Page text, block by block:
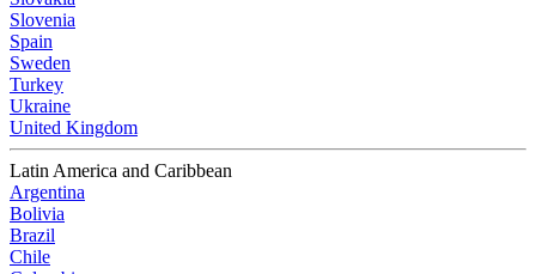
Slovenia
Spain
Sweden
Turkey
Ukraine
United Kingdom
Latin America and Caribbean
Argentina
Bolivia
Brazil
Chile